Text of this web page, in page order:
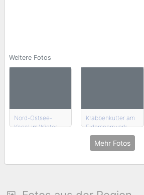
Weitere Fotos
Nord-Ostsee-
Kanal im Winter
Krabbenkutter am
Eidersperrwerk
Mehr Fotos